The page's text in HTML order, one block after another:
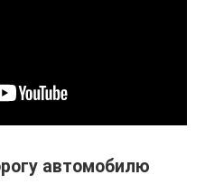
автомобилю